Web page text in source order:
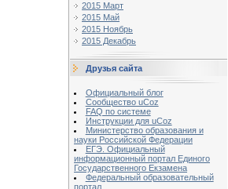
2015 Март
2015 Май
2015 Ноябрь
2015 Декабрь
Друзья сайта
Официальный блог
Сообщество uCoz
FAQ по системе
Инструкции для uCoz
Министерство образования и
науки Российской Федерации
ЕГЭ. Официальный
информационный портал Единого
Государственного Екзамена
Федеральный образовательный
портал